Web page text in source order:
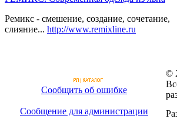
Ремикс - смешение, создание, сочетание,
слияние... http://www.remixline.ru
Сообщить об ошибке
Сообщение для администрации
©